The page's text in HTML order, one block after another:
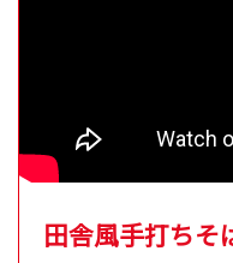
田舎風手打ちそ